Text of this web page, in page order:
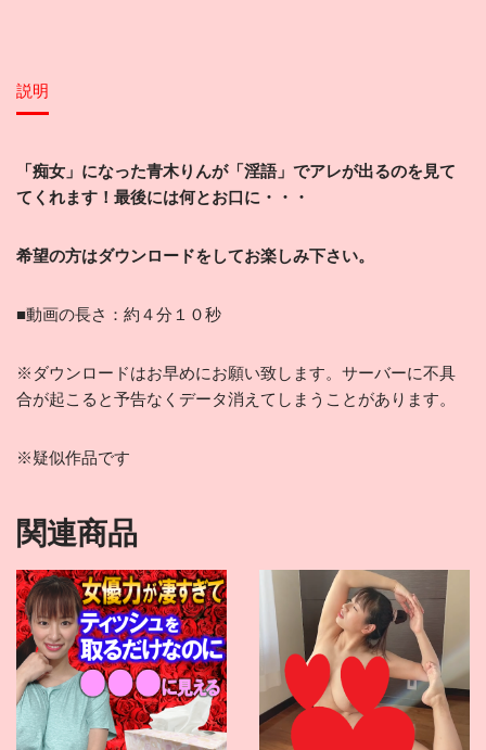
説明
「痴女」になった青木りんが「淫語」でアレが出るのを見て
てくれます！最後には何とお口に・・・
希望の方はダウンロードをしてお楽しみ下さい。
■動画の長さ：約４分１０秒
※ダウンロードはお早めにお願い致します。サーバーに不具
合が起こると予告なくデータ消えてしまうことがあります。
※疑似作品です
関連商品